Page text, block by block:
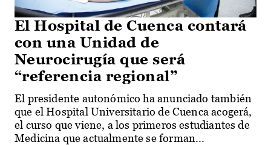
El Hospital de Cuenca contará
con una Unidad de
Neurocirugía que será
“referencia regional”
El presidente autonómico ha anunciado también
que el Hospital Universitario de Cuenca acogerá,
el curso que viene, a los primeros estudiantes de
Medicina que actualmente se forman...